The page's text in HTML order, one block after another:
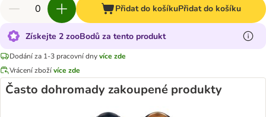
Přidat do košíkuPřidat do košíku
Získejte 2 zooBodů za tento produkt
Dodání za 1-3 pracovní dnyvíce zde
Vrácení zbožívíce zde
Často dohromady zakoupené produkty